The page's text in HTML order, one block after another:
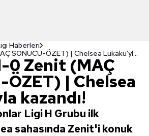
Haberleri
Chelsea 1-0 Zenit (MAÇ SONUCU-ÖZET) | Chelsea Lukaku'yla kazandı!
0 Zenit (MAÇ
ÖZET) | Chelsea
kazandı!
Ligi H Grubu ilk
sahasında Zenit'i konuk